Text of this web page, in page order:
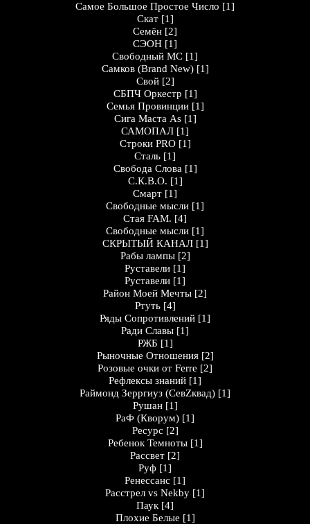
Самое Большое Простое Число [1]
Скат [1]
Семён [2]
СЭОН [1]
Свободный МС [1]
Самков (Brand New) [1]
Свой [2]
СБПЧ Оркестр [1]
Семья Провинции [1]
Сига Маста As [1]
САМОПАЛ [1]
Строки PRO [1]
Сталь [1]
Свобода Слова [1]
С.К.В.О. [1]
Смарт [1]
Свободные мысли [1]
Стая FAM. [4]
Свободные мысли [1]
СКРЫТЫЙ КАНАЛ [1]
Рабы лампы [2]
Руставели [1]
Руставели [1]
Район Моей Мечты [2]
Ртуть [4]
Ряды Сопротивлений [1]
Ради Славы [1]
РЖБ [1]
Рыночные Отношения [2]
Розовые очки от Ferre [2]
Рефлексы знаний [1]
Раймонд Зерргиуз (СевZквад) [1]
Рушан [1]
РаФ (Кворум) [1]
Ресурс [2]
Ребенок Темноты [1]
Рассвет [2]
Руф [1]
Ренессанс [1]
Расстрел vs Nekby [1]
Паук [4]
Плохие Белые [1]